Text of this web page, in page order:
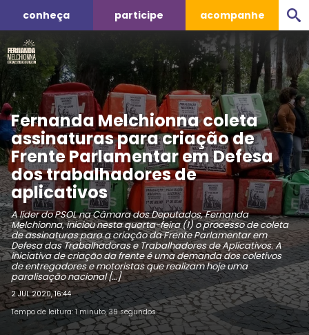
conheça participe acompanhe
Fernanda Melchionna coleta
assinaturas para criação de
Frente Parlamentar em Defesa
dos trabalhadores de
aplicativos
A líder do PSOL na Câmara dos Deputados, Fernanda
Melchionna, iniciou nesta quarta-feira (1) o processo de coleta
de assinaturas para a criação da Frente Parlamentar em
Defesa das Trabalhadoras e Trabalhadores de Aplicativos. A
iniciativa de criação da frente é uma demanda dos coletivos
de entregadores e motoristas que realizam hoje uma
paralisação nacional […]
2 JUL 2020, 16:44
Tempo de leitura: 1 minuto, 39 segundos